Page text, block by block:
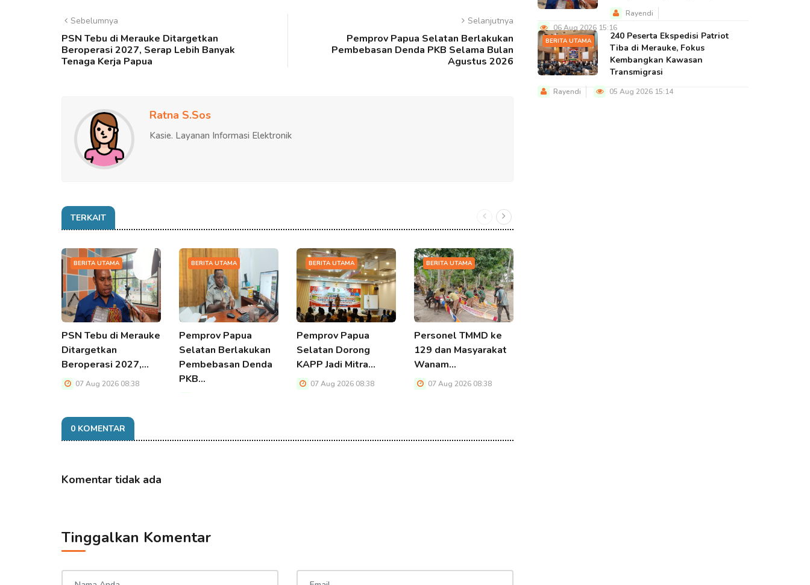
Sebelumnya
PSN Tebu di Merauke Ditargetkan
Beroperasi 2027, Serap Lebih Banyak
Tenaga Kerja Papua
Selanjutnya
Pemprov Papua Selatan Berlakukan
Pembebasan Denda PKB Selama Bulan
Agustus 2026
Ratna S.Sos
Kasie. Layanan Informasi Elektronik
TERKAIT
BERITA UTAMA
PSN Tebu di Merauke
Ditargetkan
Beroperasi 2027,…
07 Aug 2026 08:38
BERITA UTAMA
Pemprov Papua
Selatan Berlakukan
Pembebasan Denda
PKB…
BERITA UTAMA
Pemprov Papua
Selatan Dorong
KAPP Jadi Mitra…
07 Aug 2026 08:38
BERITA UTAMA
Personel TMMD ke
129 dan Masyarakat
Wanam…
07 Aug 2026 08:38
0 KOMENTAR
Komentar tidak ada
Tinggalkan Komentar
Rayendi
06 Aug 2026 15:16
BERITA UTAMA
240 Peserta Ekspedisi Patriot
Tiba di Merauke, Fokus
Kembangkan Kawasan
Transmigrasi
Rayendi 05 Aug 2026 15:14